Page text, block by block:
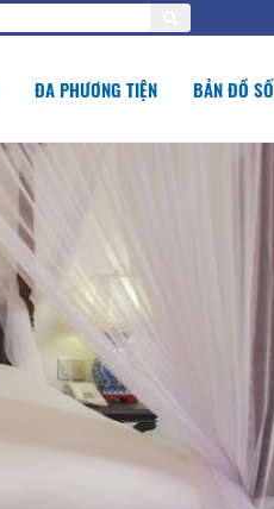
ĐA PHƯƠNG TIỆN BẢN ĐỒ SỐ